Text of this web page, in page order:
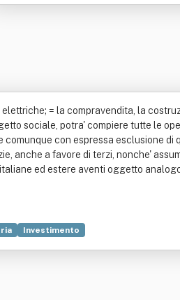
= la compravendita, la
sociale, potra' compiere tutte le
con espressa esclusione di
anche a favore di terzi, nonche'
ed estere aventi oggetto
Investimento